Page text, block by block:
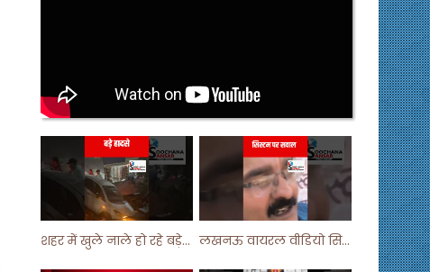
शहर में खुले नाले हो रहे बड़े हादसे ! #shortsvideo #shorts लखनऊ वायरल वीडियो सिस्टम पर सवाल ! #shorts #shortvideo